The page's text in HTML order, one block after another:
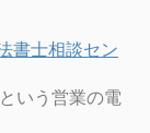
書士相談セン
いう営業の電